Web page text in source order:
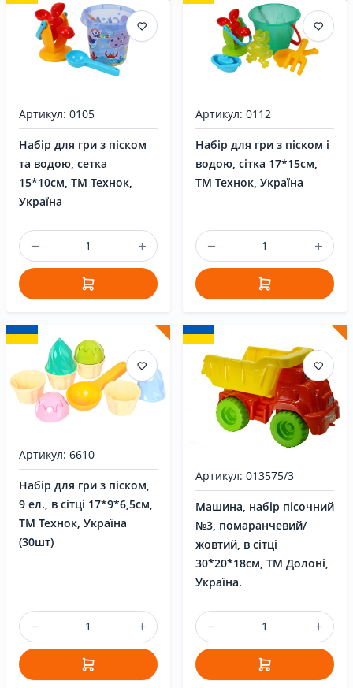
Артикул: 0105
Набір для гри з піском
та водою, сетка
15*10см, ТМ Технок,
Україна
Артикул: 0112
Набір для гри з піском і
водою, сітка 17*15см,
ТМ Технок, Україна
Артикул: 6610
Набір для гри з піском,
9 ел., в сітці 17*9*6,5см,
ТМ Технок, Україна
(30шт)
Артикул: 013575/3
Машина, набір пісочний
№3, помаранчевий/
жовтий, в сітці
30*20*18см, ТМ Долоні,
Україна.